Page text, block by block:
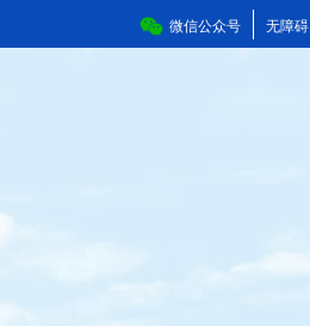
微信公众号 无障碍